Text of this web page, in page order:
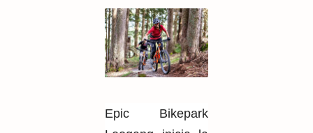
Epic Bikepark